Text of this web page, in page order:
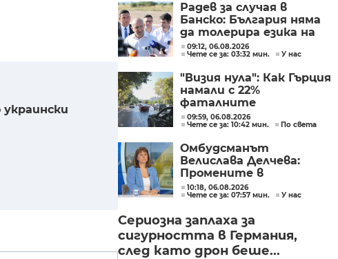
Радев за случая в
Банско: България няма
да толерира езика на
омразата
09:12, 06.08.2026
Чете се за: 03:32 мин.
У нас
"Визия нула": Как Гърция
намали с 22%
фаталните
катастрофи по
пътищата в страната
09:59, 06.08.2026
Чете се за: 10:42 мин.
По света
Омбудсманът
Велислава Делчева:
Промените в
трудовото
законодателство не
през бюджета
10:18, 06.08.2026
Чете се за: 07:57 мин.
У нас
Сериозна заплаха за
сигурността в Германия,
след като дрон беше...